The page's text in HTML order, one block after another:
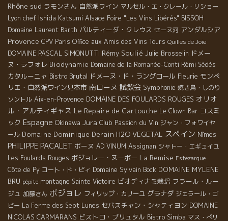
Rhône sud ラモンさん 自然派ワイン マルセル・エ・クレール・リショー
Lyon chef Ishida Katsumi Alsace Foire "Les Vins Libérés" BISSOH
Domaine Laurent Barth パルティーダ・クレウス セーヌ河 アンダルシア
Provence CPV Paris Office aux Amis des Vins Tours Quilles de Joie
DOMAINE PASCAL SIMONUTTI Rémy Soulié Julie Brosselin ドメー
ヌ・ラフォレ Biodynamie Domaine de la Romanée-Conti Rémi Sédès
カタルーニャ Bistro Brutal ドメーヌ・ド・ラングロール Fleurie モンペ
リエ・自然派ワイン見本市 南ローヌ 試飲会 Symphonie 焼き鳥・しのり
ソントル Aix-en-Provence DOMAINE DES FOULARDS ROUGES オリオ
ル・アルティギャス Le Repaire de Cartouche Le Clown Bar コスミ
ック Espagne Okinawa Jura Club Passion du Vin ジャン・フォワイヤ
ール Domaine Dominique Derain H2O VEGETAL スペイン Nîmes
PHILIPPE PACALET ボーヌ AD VINUM Assignan シャトー・エギュイユ
Les Foulards Rouges ボジョレー・ヌーボー La Remise Estezargue
Côte de Py コート・ド・ピィ Domaine Sylvain Bock DOMAINE MYLENE
BRU pépite montagne Sainte Victoire ビオディナミ栽培 フラール・ルー
ジュ 加藤さん ボジョレ フィリップ・カリーユ グラナダ ジェラール・ゴ
ビー La Ferme des Sept Lunes セバスチャン・シャティヨン DOMAINE
NICOLAS CARMARANS ビストロ・ブリュタル Bistro Simba マス・ぺリ